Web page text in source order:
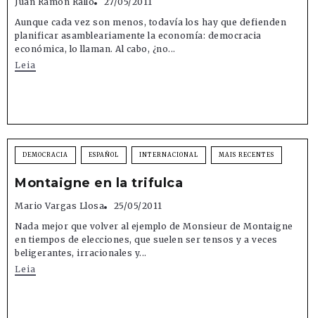
Aunque cada vez son menos, todavía los hay que defienden
planificar asambleariamente la economía: democracia
económica, lo llaman. Al cabo, ¿no...
Leia
DEMOCRACIA ESPAÑOL INTERNACIONAL MAIS RECENTES
Montaigne en la trifulca
Mario Vargas Llosa
25/05/2011
Nada mejor que volver al ejemplo de Monsieur de Montaigne
en tiempos de elecciones, que suelen ser tensos y a veces
beligerantes, irracionales y...
Leia